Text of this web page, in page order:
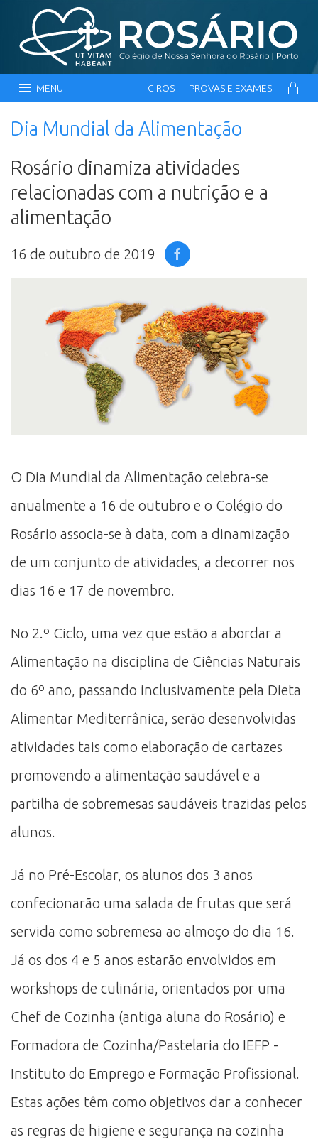
MENU CIROS PROVAS E EXAMES
Dia Mundial da Alimentação
Rosário dinamiza atividades
relacionadas com a nutrição e a
alimentação
16 de outubro de 2019
O Dia Mundial da Alimentação celebra-se
anualmente a 16 de outubro e o Colégio do
Rosário associa-se à data, com a dinamização
de um conjunto de atividades, a decorrer nos
dias 16 e 17 de novembro.
No 2.º Ciclo, uma vez que estão a abordar a
Alimentação na disciplina de Ciências Naturais
do 6º ano, passando inclusivamente pela Dieta
Alimentar Mediterrânica, serão desenvolvidas
atividades tais como elaboração de cartazes
promovendo a alimentação saudável e a
partilha de sobremesas saudáveis trazidas pelos
alunos.
Já no Pré-Escolar, os alunos dos 3 anos
confecionarão uma salada de frutas que será
servida como sobremesa ao almoço do dia 16.
Já os dos 4 e 5 anos estarão envolvidos em
workshops de culinária, orientados por uma
Chef de Cozinha (antiga aluna do Rosário) e
Formadora de Cozinha/Pastelaria do IEFP -
Instituto do Emprego e Formação Profissional.
Estas ações têm como objetivos dar a conhecer
as regras de higiene e segurança na cozinha